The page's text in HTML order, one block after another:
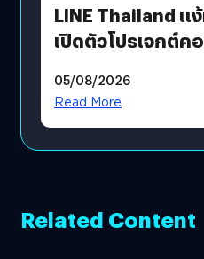
LINE Thailand แ
เปิดตัวโปรเจกต์
Moon x LINE
05/08/2026
Read More
Related Content